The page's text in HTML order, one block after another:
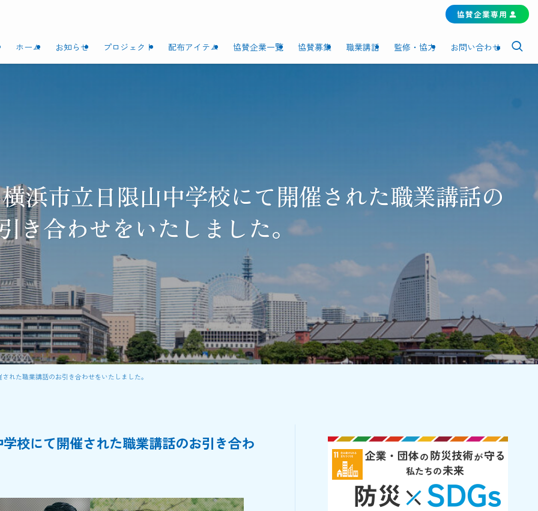
ホーム お知らせ プロジェクト 配布アイテム 協賛企業一覧 協賛募集 職業講話 監修・協力 お問い合わせ
協賛企業専用
浜市立日限山中学校にて開催された職業講話の
き合わせをいたしました。
れた職業講話のお引き合わせをいたしました。
校にて開催された職業講話のお引き合わ